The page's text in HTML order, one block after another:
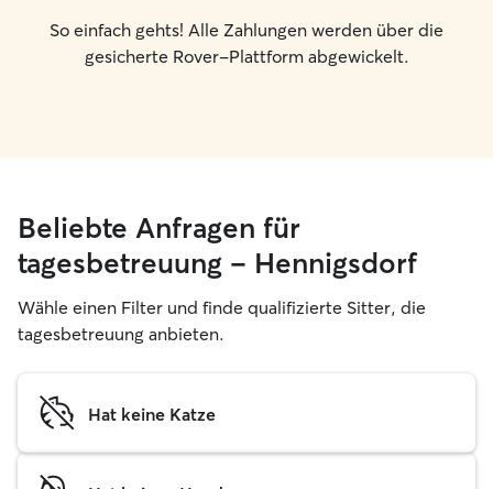
So einfach gehts! Alle Zahlungen werden über die
gesicherte Rover-Plattform abgewickelt.
Beliebte Anfragen für
tagesbetreuung – Hennigsdorf
Wähle einen Filter und finde qualifizierte Sitter, die
tagesbetreuung anbieten.
Hat keine Katze